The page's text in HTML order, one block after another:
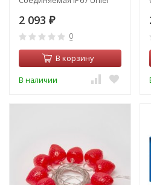
120-TBK)
2 093 ₽
0
В корзину
В наличии